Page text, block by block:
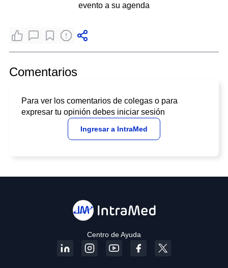
evento a su agenda
Comentarios
Para ver los comentarios de colegas o para
expresar tu opinión debes iniciar sesión
Ingresar a IntraMed
Centro de Ayuda